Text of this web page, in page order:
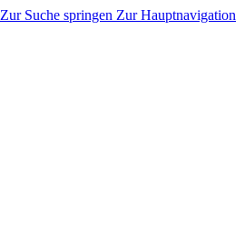
Zur Suche springen Zur Hauptnavigation